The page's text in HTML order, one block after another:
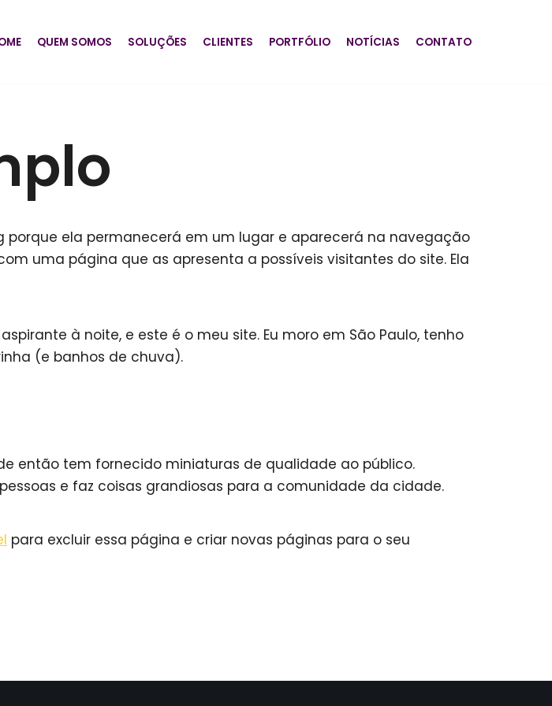
QUEM SOMOS SOLUÇÕES CLIENTES PORTFÓLIO NOTÍCIAS CONTATO
porque ela permanecerá em um lugar e aparecerá na navegação
uma página que as apresenta a possíveis visitantes do site. Ela
à noite, e este é o meu site. Eu moro em São Paulo, tenho
(e banhos de chuva).
então tem fornecido miniaturas de qualidade ao público.
e faz coisas grandiosas para a comunidade da cidade.
para excluir essa página e criar novas páginas para o seu